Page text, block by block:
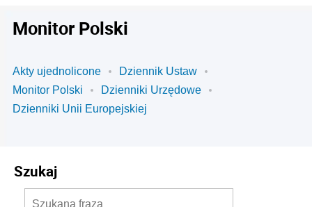
Monitor Polski
Akty ujednolicone
Dziennik Ustaw
Monitor Polski
Dzienniki Urzędowe
Dzienniki Unii Europejskiej
Szukaj